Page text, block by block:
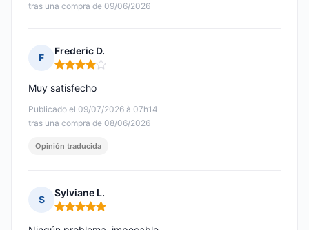
tras una compra de 09/06/2026
F
Frederic D.
Nota: 4 de 5
Publicado el 09/07/2026 à 07h14
tras una compra de 08/06/2026
Muy satisfecho
Opinión traducida
S
Sylviane L.
Nota: 5 de 5